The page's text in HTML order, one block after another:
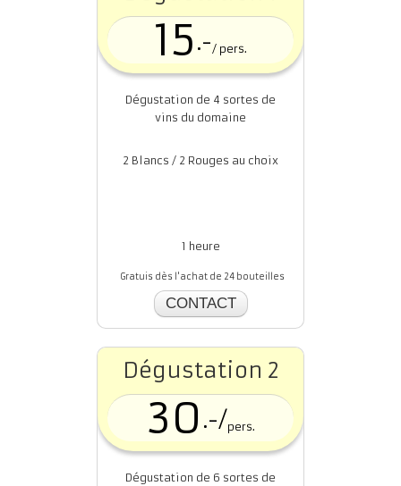
15 .-/ pers.
Dégustation de 4 sortes de
vins du domaine
2 Blancs / 2 Rouges au choix
1 heure
Gratuis dès l'achat de 24 bouteilles
CONTACT
Dégustation 2
30 .-/pers.
Dégustation de 6 sortes de